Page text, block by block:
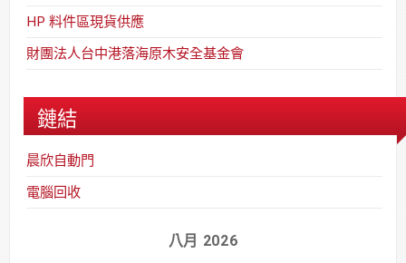
HP 料件區現貨供應
財團法人台中港落海原木安全基金會
鏈結
晨欣自動門
電腦回收
八月 2026